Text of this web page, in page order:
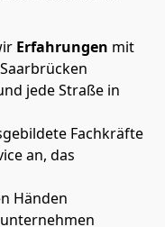
Erfahrungen mit
jede Straße in
Fachkräfte
an, das
Händen